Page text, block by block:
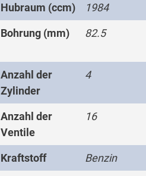
Hubraum (ccm) 1984
Bohrung (mm) 82.5
Anzahl der
Zylinder
4
Anzahl der
Ventile
16
Kraftstoff Benzin